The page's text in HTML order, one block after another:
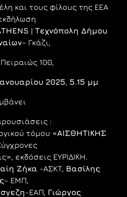
και τους φίλους της ΕΕΑ
| Τεχνόπολη Δήμου
– Γκάζι,
100,
2025, 5.15 μμ
:
τόμου «ΑΙΣΘΗΤΙΚΗΣ
εκδόσεις ΕΥΡΙΔΙΚΗ.
Ζήκα -ΑΣΚΤ, Βασίλης
– ΕΜΠ,
-ΕΑΠ, Γιώργος